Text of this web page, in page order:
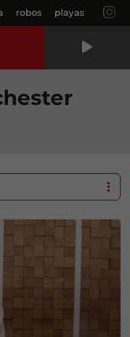
robos playas